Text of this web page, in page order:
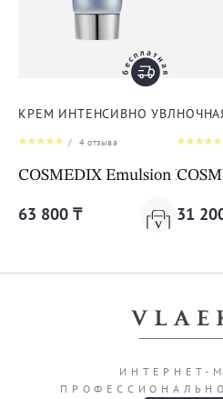
КРЕМ ИНТЕНСИВНО
/ 4отзыва
COSMEDIX Emulsion
63 800 ₸ 31
ИНТЕРНЕТ-